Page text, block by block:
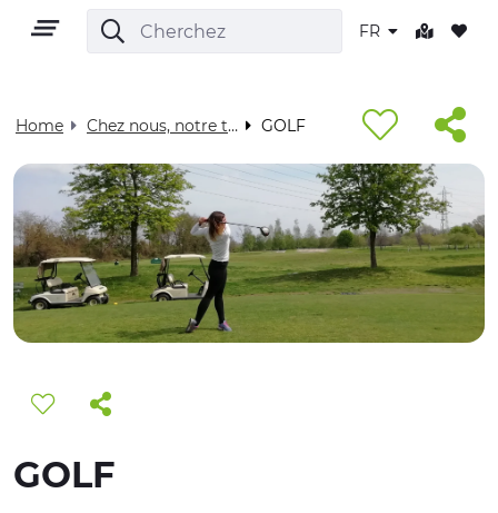
FR
FR
TERRITOIRE
NATURE ET BIEN-ÊTRE
Home Chez nous, notre territoire - Visit Cuneese GOLF
GOLF